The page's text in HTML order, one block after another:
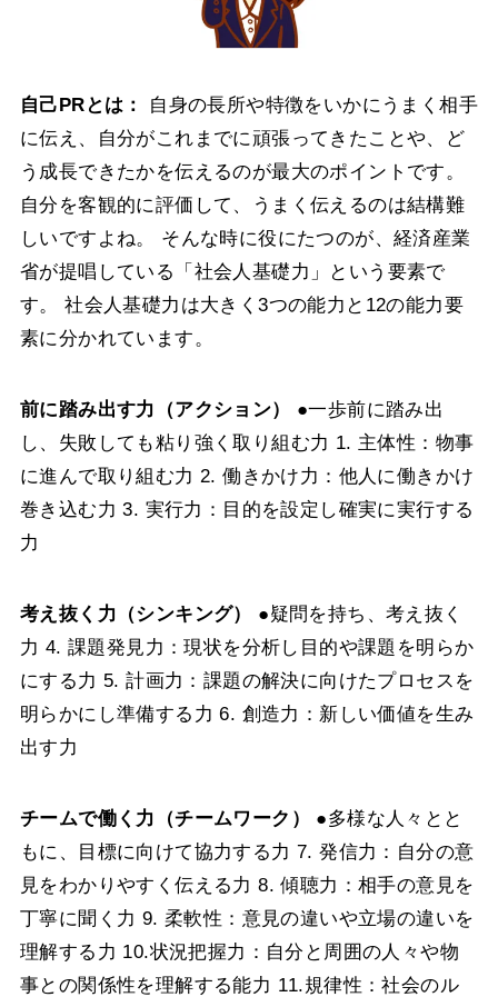
自己PRとは： 自身の長所や特徴をいかにうまく相手
に伝え、自分がこれまでに頑張ってきたことや、ど
う成長できたかを伝えるのが最大のポイントです。
自分を客観的に評価して、うまく伝えるのは結構難
しいですよね。 そんな時に役にたつのが、経済産業
省が提唱している「社会人基礎力」という要素で
す。社会人基礎力は大きく3つの能力と12の能力要
素に分かれています。
前に踏み出す力（アクション）
●一歩前に踏み出
し、失敗しても粘り強く取り組む力 1. 主体性：物事
に進んで取り組む力 2. 働きかけ力：他人に働きかけ
巻き込む力3. 実行力：目的を設定し確実に実行する
力
考え抜く力（シンキング）
●疑問を持ち、考え抜く
力 4. 課題発見力：現状を分析し目的や課題を明らか
にする力 5. 計画力：課題の解決に向けたプロセスを
明らかにし準備する力6. 創造力：新しい価値を生み
出す力
チームで働く力（チームワーク）
●多様な人々とと
もに、目標に向けて協力する力 7. 発信力：自分の意
見をわかりやすく伝える力8. 傾聴力：相手の意見を
丁寧に聞く力 9. 柔軟性：意見の違いや立場の違いを
理解する力 10.状況把握力：自分と周囲の人々や物
事との関係性を理解する能力 11.規律性：社会のル